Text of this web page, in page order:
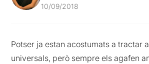
10/09/2018
Potser ja estan acostumats a tractar
universals, però sempre els agafen